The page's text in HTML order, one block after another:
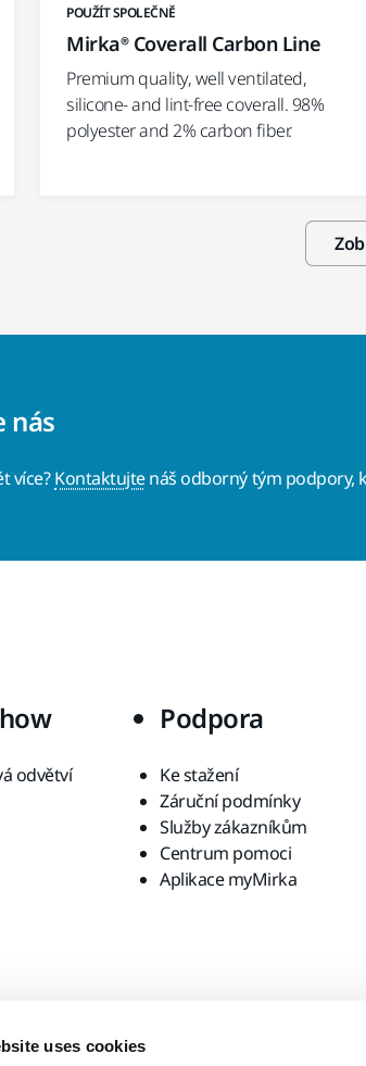
uses cookies
POUŽÍT SPOLEČNĚ
Mirka® Coverall Carbon Line
Premium quality, well ventilated,
silicone- and lint-free coverall. 98%
polyester and 2% carbon fiber.
nás
více?Kontaktujtenáš odborný tým podpory,
odvětví
Podpora
Ke stažení
Záruční podmínky
Služby zákazníkům
Centrum pomoci
Aplikace myMirka